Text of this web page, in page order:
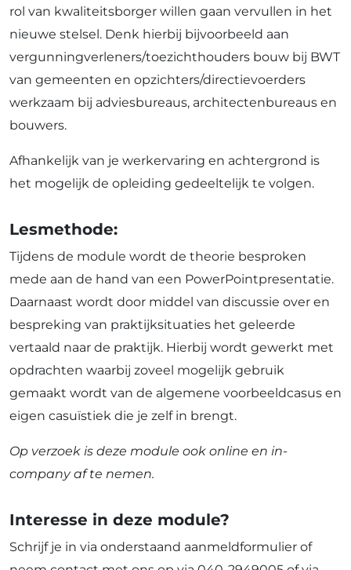
rol van kwaliteitsborger willen gaan vervullen in het
nieuwe stelsel. Denk hierbij bijvoorbeeld aan
vergunningverleners/toezichthouders bouw bij BWT
van gemeenten en opzichters/directievoerders
werkzaam bij adviesbureaus, architectenbureaus en
bouwers.
Afhankelijk van je werkervaring en achtergrond is
het mogelijk de opleiding gedeeltelijk te volgen.
Lesmethode:
Tijdens de module wordt de theorie besproken
mede aan de hand van een PowerPointpresentatie.
Daarnaast wordt door middel van discussie over en
bespreking van praktijksituaties het geleerde
vertaald naar de praktijk. Hierbij wordt gewerkt met
opdrachten waarbij zoveel mogelijk gebruik
gemaakt wordt van de algemene voorbeeldcasus en
eigen casuïstiek die je zelf in brengt.
Op verzoek is deze module ook online en in-
company af te nemen.
Interesse in deze module?
Schrijf je in via onderstaand aanmeldformulier of